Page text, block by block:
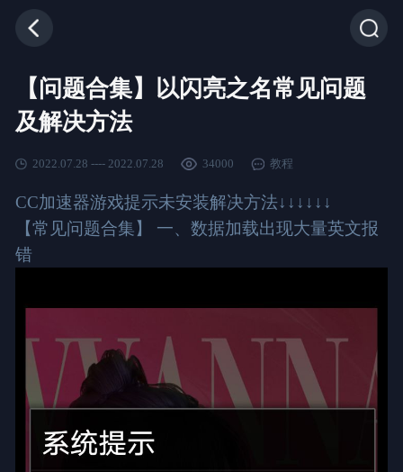
【问题合集】以闪亮之名常见问题
及解决方法
2022.07.28 ---- 2022.07.28 34000 教程
CC加速器游戏提示未安装解决方法↓↓↓↓↓↓
【常见问题合集】 一、数据加载出现大量英文报
错